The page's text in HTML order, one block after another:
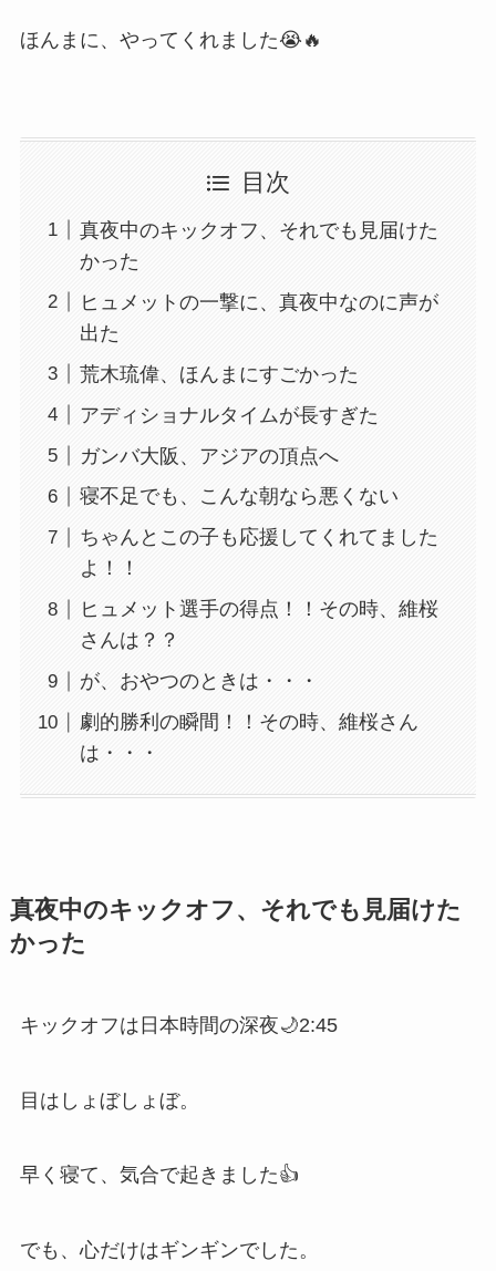
ほんまに、やってくれました😭🔥
目次
真夜中のキックオフ、それでも見届けた
かった
ヒュメットの一撃に、真夜中なのに声が
出た
荒木琉偉、ほんまにすごかった
アディショナルタイムが長すぎた
ガンバ大阪、アジアの頂点へ
寝不足でも、こんな朝なら悪くない
ちゃんとこの子も応援してくれてました
よ！！
ヒュメット選手の得点！！その時、維桜
さんは？？
が、おやつのときは・・・
劇的勝利の瞬間！！その時、維桜さん
は・・・
真夜中のキックオフ、それでも見届けた
かった
キックオフは日本時間の深夜🌙2:45
目はしょぼしょぼ。
早く寝て、気合で起きました👍
でも、心だけはギンギンでした。